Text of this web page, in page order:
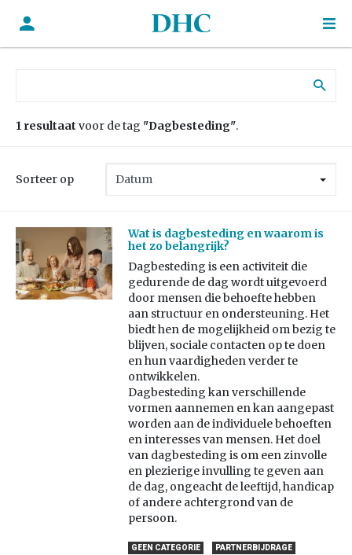
1 resultaat voor de tag "Dagbesteding".
Sorteer op
Wat is dagbesteding en waarom is
het zo belangrijk?
Dagbesteding is een activiteit die
gedurende de dag wordt uitgevoerd
door mensen die behoefte hebben
aan structuur en ondersteuning. Het
biedt hen de mogelijkheid om bezig te
blijven, sociale contacten op te doen
en hun vaardigheden verder te
ontwikkelen.
Dagbesteding kan verschillende
vormen aannemen en kan aangepast
worden aan de individuele behoeften
en interesses van mensen. Het doel
van dagbesteding is om een zinvolle
en plezierige invulling te geven aan
de dag, ongeacht de leeftijd, handicap
of andere achtergrond van de
persoon.
GEEN CATEGORIE PARTNERBIJDRAGE